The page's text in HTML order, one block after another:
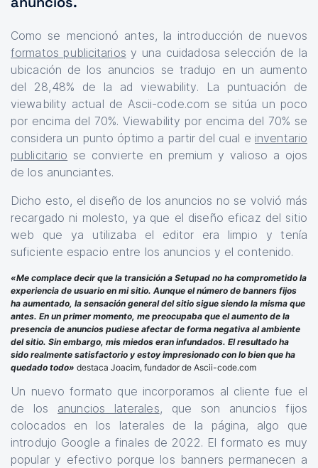
Como se mencionó antes, la introducción de nuevos
formatos publicitarios y una cuidadosa selección de la
ubicación de los anuncios se tradujo en un aumento
del 28,48% de la ad viewability. La puntuación de
viewability actual de Ascii-code.com se sitúa un poco
por encima del 70%. Viewability por encima del 70% se
considera un punto óptimo a partir del cual e inventario
publicitario se convierte en premium y valioso a ojos
de los anunciantes.
Dicho esto, el diseño de los anuncios no se volvió más
recargado ni molesto, ya que el diseño eficaz del sitio
web que ya utilizaba el editor era limpio y tenía
suficiente espacio entre los anuncios y el contenido.
«​Me complace decir que la transición a Setupad no ha comprometido la
experiencia de usuario en mi sitio. Aunque el número de banners fijos
ha aumentado, la sensación general del sitio sigue siendo la misma que
antes. En un primer momento, me preocupaba que el aumento de la
presencia de anuncios pudiese afectar de forma negativa al ambiente
del sitio. Sin embargo, mis miedos eran infundados. El resultado ha
sido realmente satisfactorio y estoy impresionado con lo bien que ha
quedado todo» destaca Joacim, fundador de Ascii-code.com
Un nuevo formato que incorporamos al cliente fue el
de los anuncios laterales, que son anuncios fijos
colocados en los laterales de la página, algo que
introdujo Google a finales de 2022. El formato es muy
popular y efectivo porque los banners permanecen a